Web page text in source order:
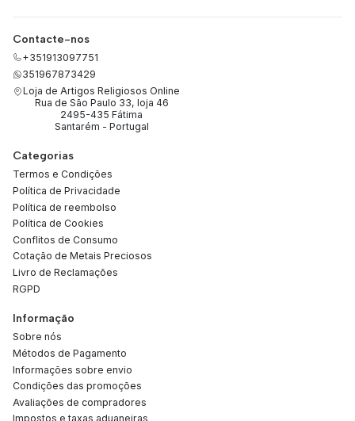
Contacte-nos
+351913097751
351967873429
Loja de Artigos Religiosos Online
Rua de São Paulo 33, loja 46
2495-435 Fátima
Santarém - Portugal
Categorias
Termos e Condições
Política de Privacidade
Política de reembolso
Política de Cookies
Conflitos de Consumo
Cotação de Metais Preciosos
Livro de Reclamações
RGPD
Informação
Sobre nós
Métodos de Pagamento
Informações sobre envio
Condições das promoções
Avaliações de compradores
Impostos e taxas aduaneiras